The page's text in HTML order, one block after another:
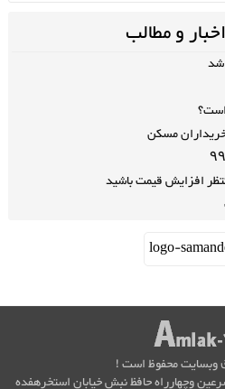
و مطالب
مسکن
افزایش قیمت باشید
وبسایت محفوظ است !
وچهارراه حافظ نبش خیابان استخرهفده